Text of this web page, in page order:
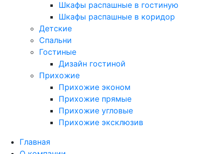
Шкафы распашные в гостиную
Шкафы распашные в коридор
Детские
Спальни
Гостиные
Дизайн гостиной
Прихожие
Прихожие эконом
Прихожие прямые
Прихожие угловые
Прихожие эксклюзив
Главная